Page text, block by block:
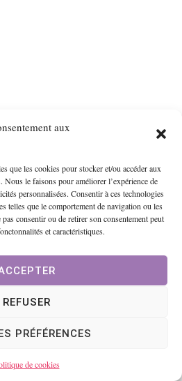
aux
que les cookies pour stocker et/ou accéder aux
le faisons pour améliorer l’expérience de
personnalisées. Consentir à ces technologies
telles que le comportement de navigation ou les
consentir ou de retirer son consentement peut
et caractéristiques.
REFUSER
PRÉFÉRENCES
de cookies